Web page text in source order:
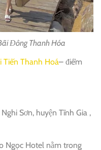
Đông Thanh Hóa
Tiến Thanh Hoá– điểm
Sơn, huyện Tĩnh Gia ,
Ngọc Hotel nằm trong